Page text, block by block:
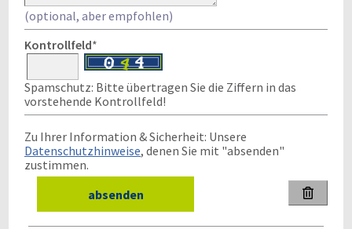
(optional, aber empfohlen)
Kontrollfeld*
Spamschutz: Bitte übertragen Sie die Ziffern in das
vorstehende Kontrollfeld!
Zu Ihrer Information & Sicherheit: Unsere
Datenschutzhinweise, denen Sie mit "absenden"
zustimmen.
